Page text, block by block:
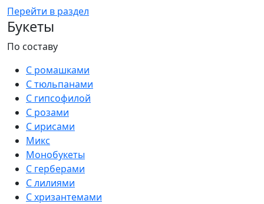
Перейти в раздел
Букеты
По составу
С ромашками
С тюльпанами
С гипсофилой
С розами
С ирисами
Микс
Монобукеты
С герберами
С лилиями
С хризантемами